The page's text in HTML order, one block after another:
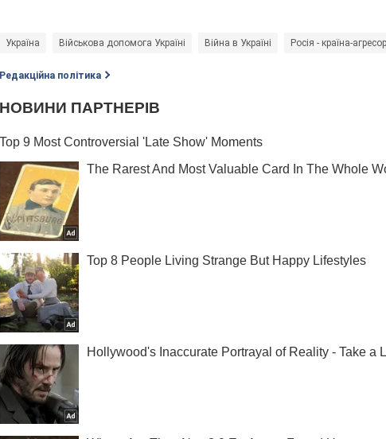
Україна Військова допомога Україні Війна в Україні Росія - країна-агресор
Редакційна політика